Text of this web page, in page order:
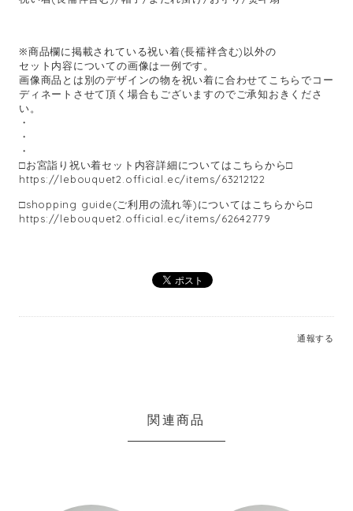
※商品欄に掲載されている祝い着(長襦袢含む)以外の
セット内容についての画像は一例です。
画像商品とは別のデザインの物を祝い着に合わせてこちらでコー
ディネートさせて頂く場合もございますのでご承知おきくださ
い。
・
・
・
□お宮詣り祝い着セット内容詳細についてはこちらから□
https://lebouquet2.official.ec/items/63212122
□shopping guide(ご利用の流れ等)についてはこちらから□
https://lebouquet2.official.ec/items/62642779
通報する
関連商品